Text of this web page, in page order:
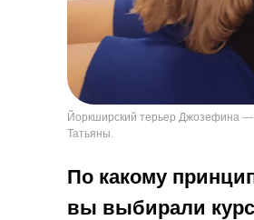
Йоркширский терьер Джозефина
Татьяны.
По какому
вы выбирали